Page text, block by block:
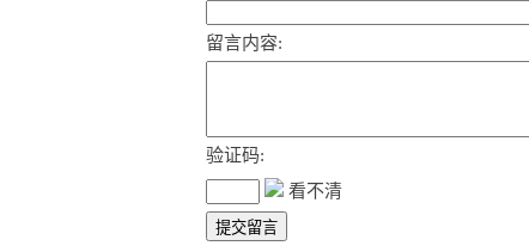
留言内容:
验证码:
看不清